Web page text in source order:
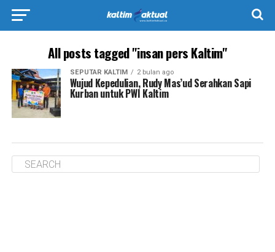
All posts tagged "insan pers Kaltim"
SEPUTAR KALTIM 2 bulan ago
Wujud Kepedulian, Rudy Mas’ud Serahkan Sapi
Kurban untuk PWI Kaltim